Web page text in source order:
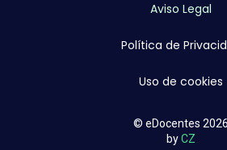
Aviso Legal
Política de
Uso de cookies
© eDocentes 2026
byCZ